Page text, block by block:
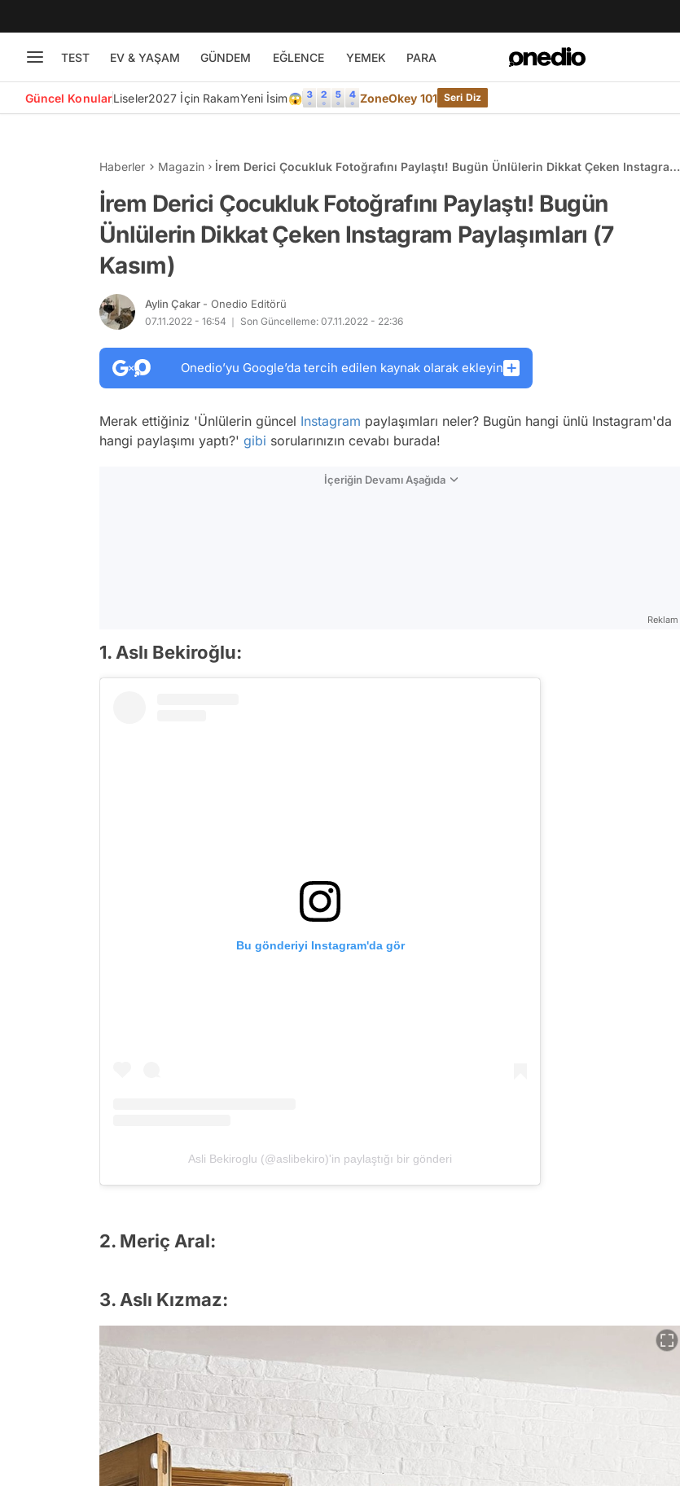
TEST EV & YAŞAM GÜNDEM EĞLENCE YEMEK PARA
Güncel KonularLiseler2027 İçin RakamYeni İsim😱 ZoneOkey 101 Seri Diz
Haberler Magazin
İrem Derici Çocukluk Fotoğrafını Paylaştı! Bugün Ünlülerin Dikkat Çeken Instagram
İrem Derici Çocukluk Fotoğrafını Paylaştı! Bugün
Ünlülerin Dikkat Çeken Instagram Paylaşımları (7
Kasım)
Aylin Çakar - Onedio Editörü
07.11.2022 - 16:54 Son Güncelleme: 07.11.2022 - 22:36
Onedio’yu Google’da tercih edilen kaynak olarak ekleyin
Merak ettiğiniz 'Ünlülerin güncel Instagram paylaşımları neler? Bugün hangi ünlü Instagram'da
hangi paylaşımı yaptı?' gibi sorularınızın cevabı burada!
İçeriğin Devamı Aşağıda
Reklam
1. Aslı Bekiroğlu:
Bu gönderiyi Instagram'da gör
Asli Bekiroglu (@aslibekiro)'in paylaştığı bir gönderi
2. Meriç Aral:
3. Aslı Kızmaz: